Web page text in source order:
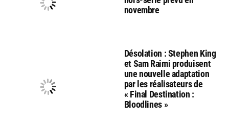
novembre
Désolation : Stephen King
et Sam Raimi produisent
une nouvelle adaptation
par les réalisateurs de
« Final Destination :
Bloodlines »